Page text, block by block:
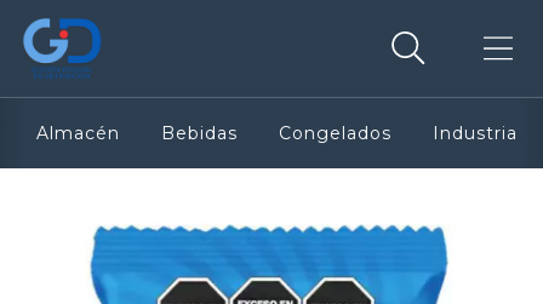
Almacén Bebidas Congelados Industria